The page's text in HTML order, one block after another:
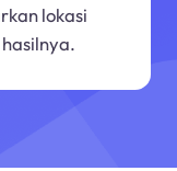
lokasi